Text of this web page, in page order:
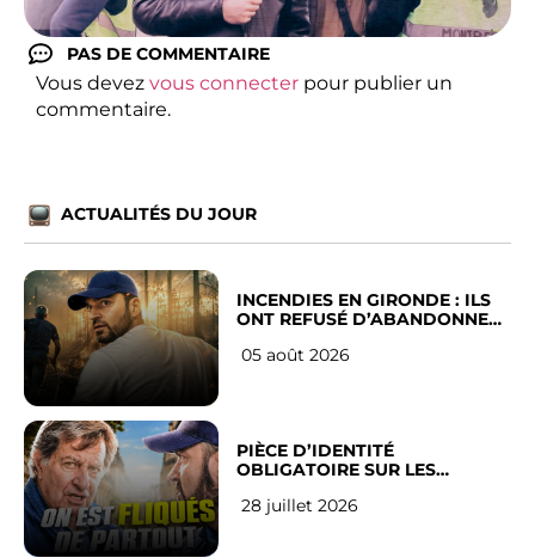
PAS DE COMMENTAIRE
Vous devez vous connecter pour publier un
commentaire.
ACTUALITÉS DU JOUR
INCENDIES EN GIRONDE : ILS
ONT REFUSÉ D’ABANDONNER
05 août 2026
PIÈCE D’IDENTITÉ
OBLIGATOIRE SUR LES
Français
28 juillet 2026